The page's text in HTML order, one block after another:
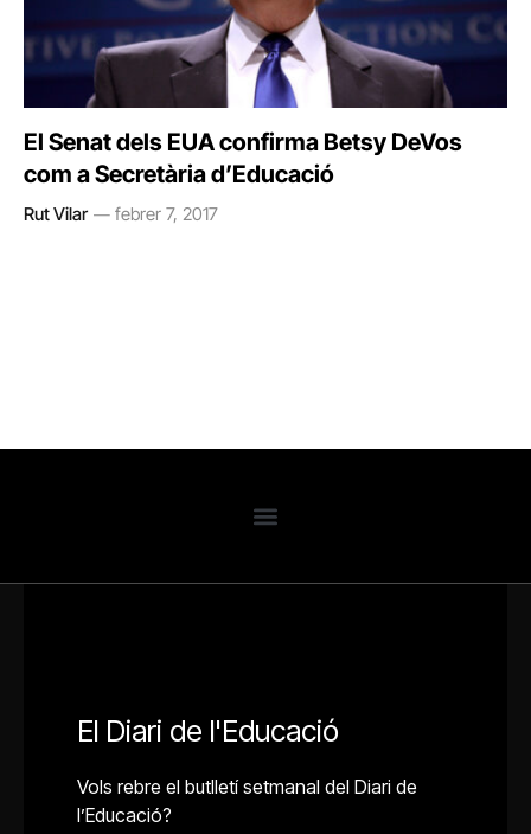
El Senat dels EUA confirma Betsy DeVos
com a Secretària d’Educació
Rut Vilar febrer 7, 2017